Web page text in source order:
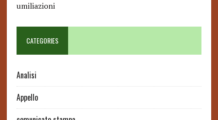
umiliazioni
CATEGORIES
Analisi
Appello